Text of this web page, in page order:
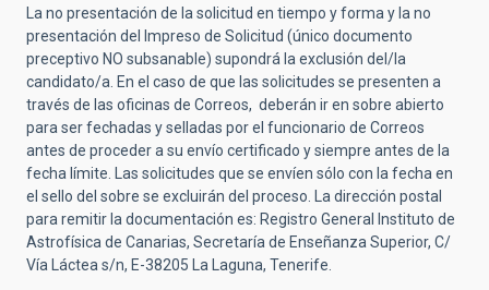
La no presentación de la solicitud en tiempo y forma y la no
presentación del Impreso de Solicitud (único documento
preceptivo NO subsanable) supondrá la exclusión del/la
candidato/a. En el caso de que las solicitudes se presenten a
través de las oficinas de Correos, deberán ir en sobre abierto
para ser fechadas y selladas por el funcionario de Correos
antes de proceder a su envío certificado y siempre antes de la
fecha límite. Las solicitudes que se envíen sólo con la fecha en
el sello del sobre se excluirán del proceso. La dirección postal
para remitir la documentación es: Registro General Instituto de
Astrofísica de Canarias, Secretaría de Enseñanza Superior, C/
Vía Láctea s/n, E-38205 La Laguna, Tenerife.